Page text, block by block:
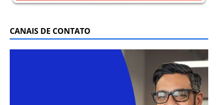
CANAIS DE CONTATO